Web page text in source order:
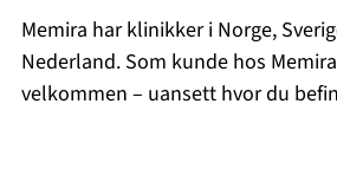
Memira har klinikker i Norge,
Nederland. Som kunde hos
velkommen – uansett hvor du